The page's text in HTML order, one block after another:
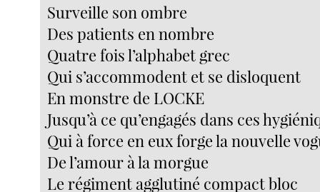
Surveille son ombre
Des patients en nombre
Quatre fois l’alphabet grec
Qui s’accommodent et se disloquent
En monstre de LOCKE
Jusqu’à ce qu’engagés dans ces
Qui à force en eux forge la nouvelle
De l’amour à la morgue
Le régiment agglutiné compact bloc